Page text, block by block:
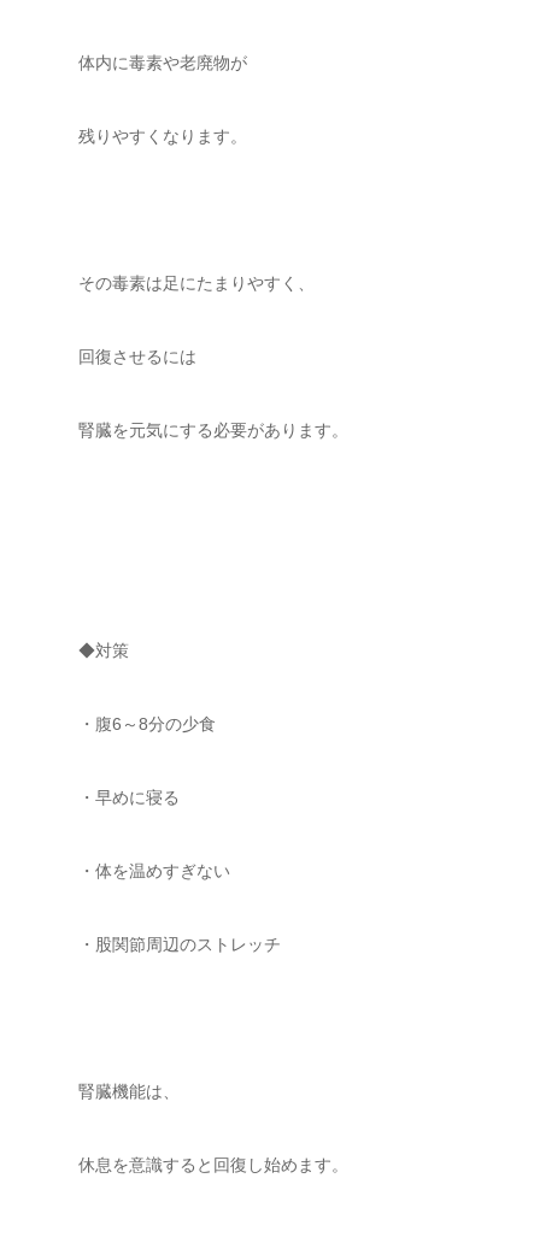
体内に毒素や老廃物が
残りやすくなります。
その毒素は足にたまりやすく、
回復させるには
腎臓を元気にする必要があります。
◆対策
・腹6～8分の少食
・早めに寝る
・体を温めすぎない
・股関節周辺のストレッチ
腎臓機能は、
休息を意識すると回復し始めます。